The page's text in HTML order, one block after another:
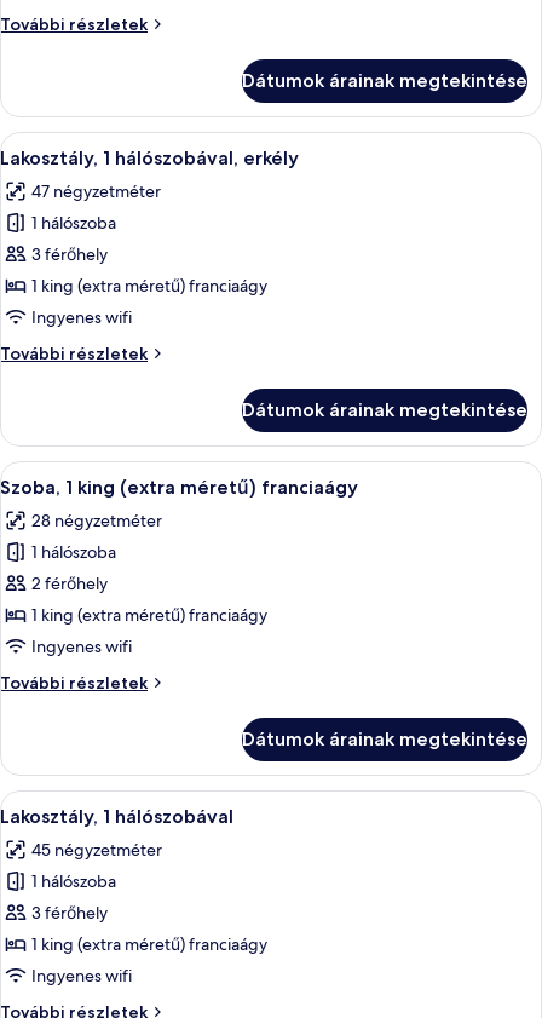
king
franciaágy
További részletek
Szoba,
méretű)
franciaágy
további
Dátumok árainak megtekintése
A
következő
szoba
összes
képének
megtekintése:
Lakosztály,
hálószobával,
Egy modern nappali, melyben egy
5
Lakosztály, 1 hálószobával, erkély
47 négyzetméter
1 hálószoba
3 férőhely
1 king (extra méretű) franciaágy
Ingyenes wifi
További részletek
Lakosztály,
további
részletei
Dátumok árainak megtekintése
A
következő
szoba
összes
képének
megtekintése:
Szoba,
king
franciaágy
Egy modern szállodai szoba,
6
Szoba, 1 king (extra méretű) franciaágy
28 négyzetméter
1 hálószoba
2 férőhely
1 king (extra méretű) franciaágy
Ingyenes wifi
További részletek
Szoba,
méretű)
franciaágy
további
Dátumok árainak megtekintése
A
következő
szoba
összes
képének
megtekintése:
Lakosztály,
Egy modern nappali, melyben
6
Lakosztály, 1 hálószobával
45 négyzetméter
1 hálószoba
3 férőhely
1 king (extra méretű) franciaágy
Ingyenes wifi
További részletek
Lakosztály,